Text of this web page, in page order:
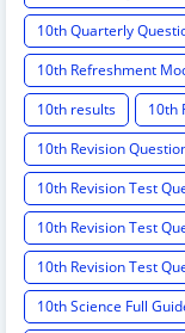
10th Quarterly
10th Refreshment
10th results
10th
10th Revision
10th Revision Test
10th Revision Test
10th Revision Test
10th Science Full